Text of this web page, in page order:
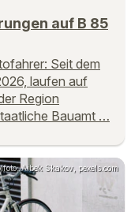
auf B 85
Seit dem
laufen auf
Region
Bauamt …
Aibek Skakov, pexels.com